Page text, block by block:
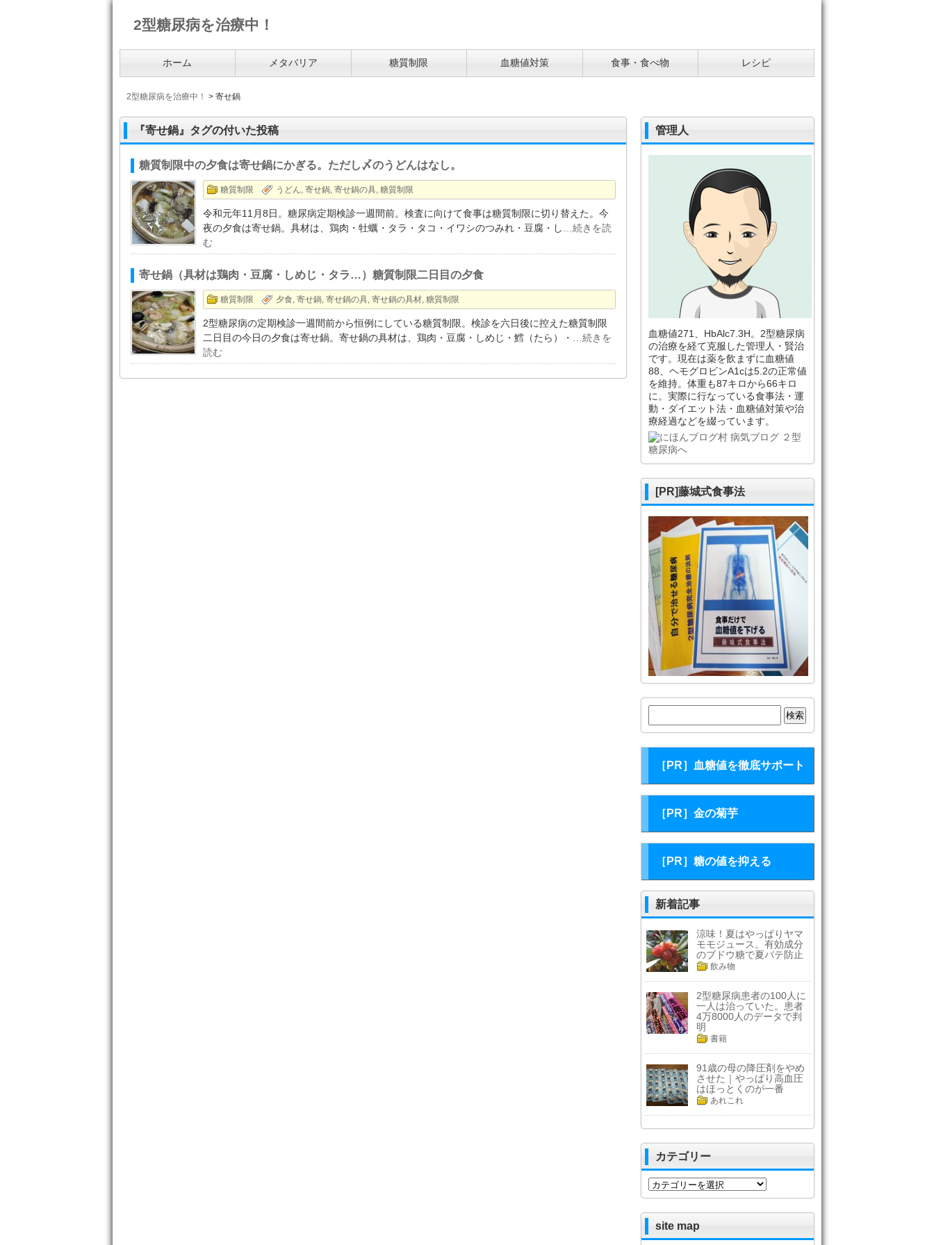
2型糖尿病を治療中！
ホーム メタバリア 糖質制限 血糖値対策 食事・食べ物 レシピ
2型糖尿病を治療中！ > 寄せ鍋
『寄せ鍋』タグの付いた投稿
糖質制限中の夕食は寄せ鍋にかぎる。ただし〆のうどんはなし。
糖質制限 うどん, 寄せ鍋, 寄せ鍋の具, 糖質制限
令和元年11月8日。糖尿病定期検診一週間前。検査に向けて食事は糖質制限に切り替えた。今
夜の夕食は寄せ鍋。具材は、鶏肉・牡蠣・タラ・タコ・イワシのつみれ・豆腐・し
…続きを読
む
寄せ鍋（具材は鶏肉・豆腐・しめじ・タラ…）糖質制限二日目の夕食
糖質制限 夕食, 寄せ鍋, 寄せ鍋の具, 寄せ鍋の具材, 糖質制限
2型糖尿病の定期検診一週間前から恒例にしている糖質制限。検診を六日後に控えた糖質制限
二日目の今日の夕食は寄せ鍋。寄せ鍋の具材は、鶏肉・豆腐・しめじ・鱈（たら）・
…続きを
読む
管理人
血糖値271、HbAlc7.3H。2型糖尿病
の治療を経て克服した管理人・賢治
です。現在は薬を飲まずに血糖値
88、ヘモグロビンA1cは5.2の正常値
を維持。体重も87キロから66キロ
に。実際に行なっている食事法・運
動・ダイエット法・血糖値対策や治
療経過などを綴っています。
[PR]藤城式食事法
索:
［PR］血糖値を徹底サポート
［PR］金の菊芋
［PR］糖の値を抑える
新着記事
涼味！夏はやっぱりヤマ
モモジュース。有効成分
のブドウ糖で夏バテ防止
飲み物
2型糖尿病患者の100人に
一人は治っていた。患者
4万8000人のデータで判
明
書籍
91歳の母の降圧剤をやめ
させた｜やっぱり高血圧
はほっとくのが一番
あれこれ
カテゴリー
カ
リ
ー
site map